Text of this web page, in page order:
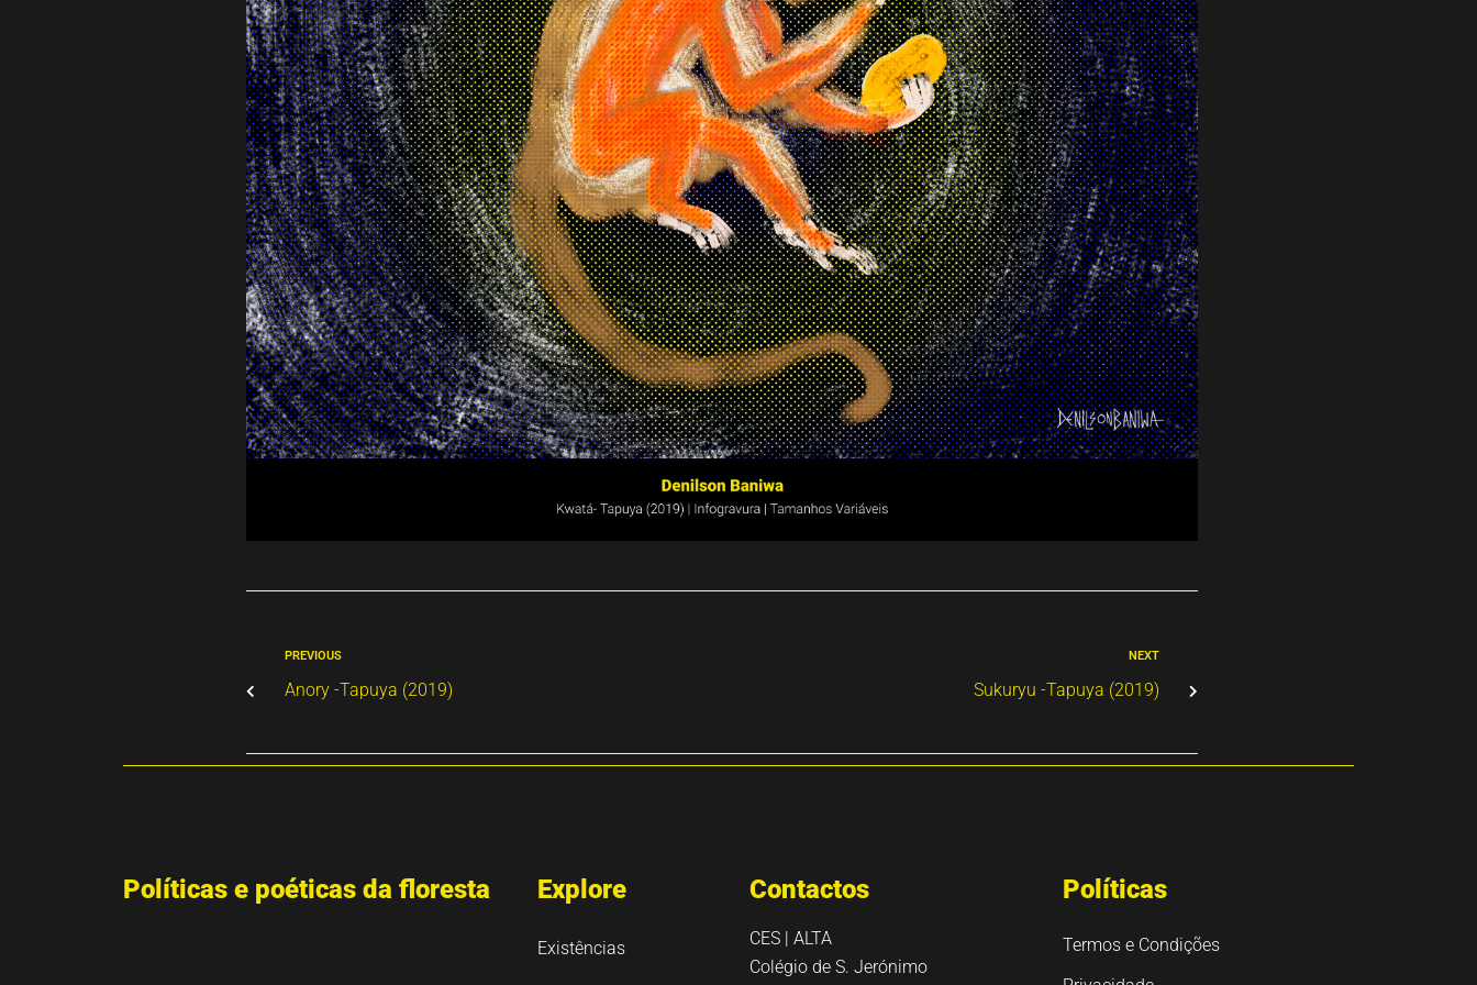
PREVIOUS
Anory -Tapuya (2019)
NEXT
Sukuryu -Tapuya (2019)
Políticas e poéticas da floresta Explore
Existências
Contactos
CES | ALTA
Colégio de S. Jerónimo
Políticas
Termos e Condições